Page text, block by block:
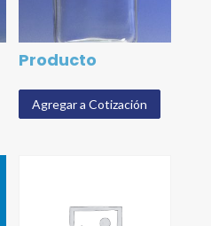
Producto
Agregar a Cotización